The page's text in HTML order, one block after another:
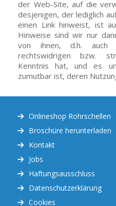
der Web-Site, auf die
desjenigen, der lediglich
einen Link hinweist, ist
Hinweise sind wir nur
von ihnen, d.h. auch
rechtswidrigen bzw.
Kenntnis hat, und es
zumutbar ist, deren
Onlineshop Rohrschellen
Broschüre herunterladen
Kontakt
Jobs
Haftungsausschluss
Datenschutzerklärung
Cookies